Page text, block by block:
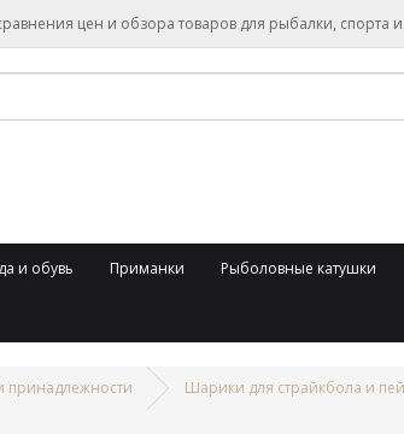
цен и обзора товаров для рыбалки, спорта и
и обувь Приманки Рыболовные катушки
принадлежности Шарики для страйкбола и